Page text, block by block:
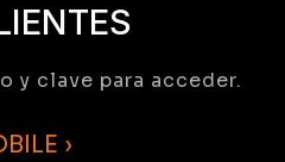
y clave para acceder.
›